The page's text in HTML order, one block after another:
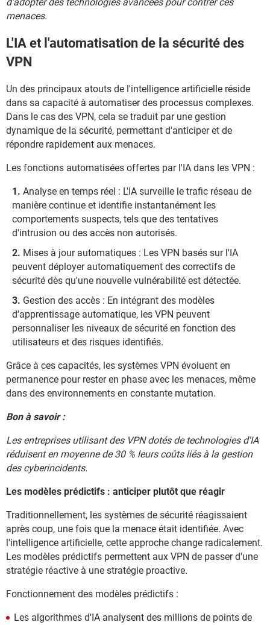
menaces.
L'IA et l'automatisation de la sécurité des
VPN
Un des principaux atouts de l'intelligence artificielle réside
dans sa capacité à automatiser des processus complexes.
Dans le cas des VPN, cela se traduit par une gestion
dynamique de la sécurité, permettant d'anticiper et de
répondre rapidement aux menaces.
Les fonctions automatisées offertes par l'IA dans les VPN :
Analyse en temps réel : L'IA surveille le trafic réseau de
manière continue et identifie instantanément les
comportements suspects, tels que des tentatives
d'intrusion ou des accès non autorisés.
Mises à jour automatiques : Les VPN basés sur l'IA
peuvent déployer automatiquement des correctifs de
sécurité dès qu'une nouvelle vulnérabilité est détectée.
Gestion des accès : En intégrant des modèles
d'apprentissage automatique, les VPN peuvent
personnaliser les niveaux de sécurité en fonction des
utilisateurs et des risques identifiés.
Grâce à ces capacités, les systèmes VPN évoluent en
permanence pour rester en phase avec les menaces, même
dans des environnements en constante mutation.
Bon à savoir :
Les entreprises utilisant des VPN dotés de technologies d'IA
réduisent en moyenne de 30 % leurs coûts liés à la gestion
des cyberincidents.
Les modèles prédictifs : anticiper plutôt que réagir
Traditionnellement, les systèmes de sécurité réagissaient
après coup, une fois que la menace était identifiée. Avec
l'intelligence artificielle, cette approche change radicalement.
Les modèles prédictifs permettent aux VPN de passer d'une
stratégie réactive à une stratégie proactive.
Fonctionnement des modèles prédictifs :
Les algorithmes d'IA analysent des millions de points de